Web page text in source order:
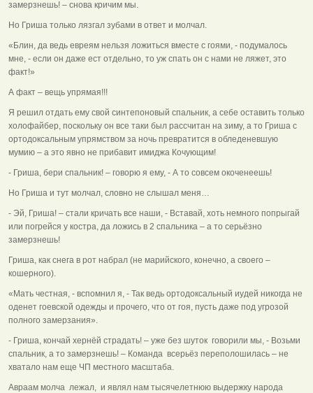
замерзнешь! – снова кричим мы.
Но Гриша только лязгал зубами в ответ и молчал.
«Блин, да ведь евреям нельзя ложиться вместе с гоями, - подумалось
мне, - если он даже ест отдельно, то уж спать он с нами не ляжет, это
факт!»
А факт – вещь упрямая!!!
Я решил отдать ему свой синтепоновый спальник, а себе оставить только
холофайбер, поскольку он все таки был рассчитан на зиму, а то Гриша с
ортодоксальным упрямством за ночь превратится в обледеневшую
мумию – а это явно не прибавит имиджа Кочующим!
- Гриша, бери спальник! – говорю я ему, - А то совсем окоченеешь!
Но Гриша и тут молчал, словно не слышал меня…
- Эй, Гриша! – стали кричать все наши, - Вставай, хоть немного попрыгай
или погрейся у костра, да ложись в 2 спальника – а то серьёзно
замерзнешь!
Гриша, как снега в рот набрал (не марийского, конечно, а своего –
кошерного).
«Мать честная, - вспомнил я, - Так ведь ортодоксальный иудей никогда не
оденет гоевской одежды и прочего, что от гоя, пусть даже под угрозой
полного замерзания».
- Гриша, кончай хернёй страдать! – уже без шуток говорили мы, - Возьми
спальник, а то замерзнешь! – Команда всерьёз переполошилась – не
хватало нам еще ЧП местного масштаба.
Авраам молча лежал, и являл нам тысячелетнюю выдержку народа